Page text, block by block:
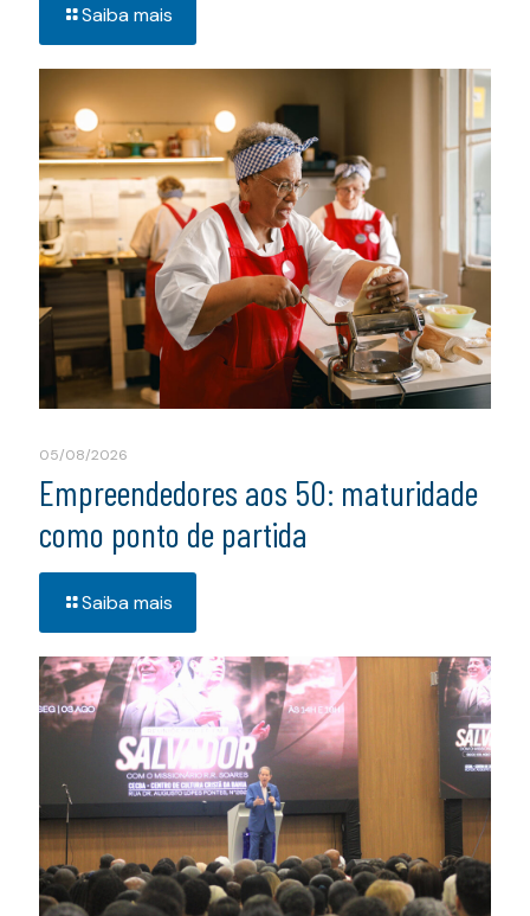
Saiba mais
05/08/2026
Empreendedores aos 50: maturidade
como ponto de partida
Saiba mais